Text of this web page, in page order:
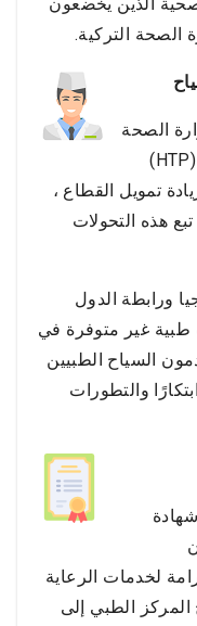
الصحة التركية.
، نفذت وزارة الصحة
التركية برنامج تحويل قطاع الصحة (HTP)
تمويل القطاع ،
هذه التحولات
ورابطة الدول
طبية غير متوفرة في
السياح الطبيين
والتطورات
لخدمات الرعاية
المركز الطبي إلى